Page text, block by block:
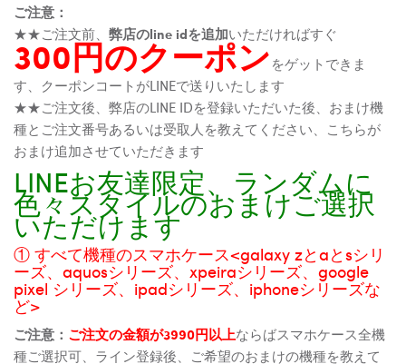
ご注意：
★★ご注文前、 弊店のline idを追加いただければすぐ
300円のクーポンをゲットできま
す、クーポンコートがLINEで送りいたします
★★ご注文後、弊店のLINE IDを登録いただいた後、おまけ機
種とご注文番号あるいは受取人を教えてください、こちらが
おまけ追加させていただきます
LINEお友達限定、ランダムに
色々スタイルのおまけご選択
いただけます
① すべて機種のスマホケース<galaxy zとaとsシリ
ーズ、aquosシリーズ、xpeiraシリーズ、google
pixel シリーズ、ipadシリーズ、iphoneシリーズな
ど>
ご注意： ご注文の金額が3990円以上ならばスマホケース全機
種ご選択可、ライン登録後、ご希望のおまけの機種を教えて